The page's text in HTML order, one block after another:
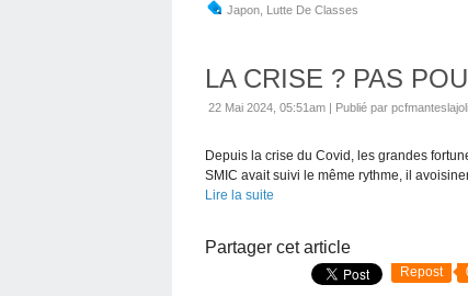
Japon Lutte De Classes
LA CRISE ? PAS
22 Mai 2024, 05:51am | Publié par
Depuis la crise du Covid, les grandes
SMIC avait suivi le même rythme, il
Lire la suite
Partager cet article
Repost